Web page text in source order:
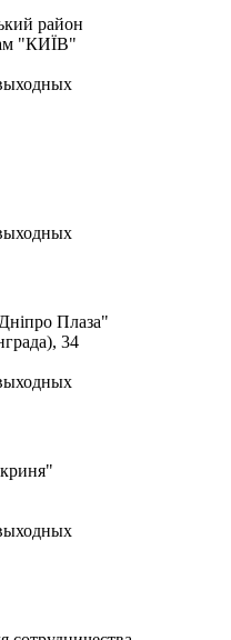
район
"КИЇВ"
Плаза"
34